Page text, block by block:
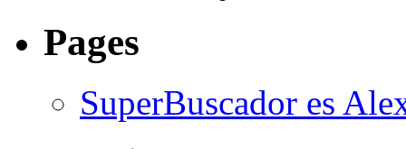
Pages
SuperBuscador es